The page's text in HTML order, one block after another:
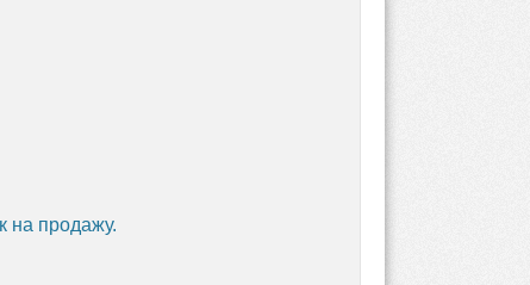
на продажу.